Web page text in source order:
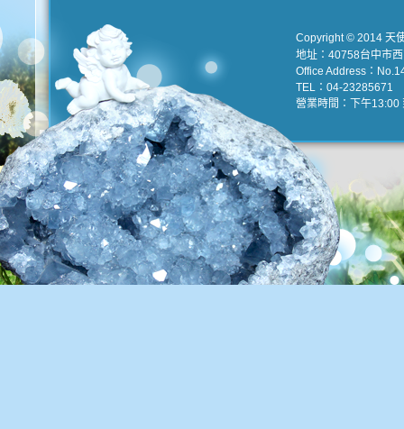
Copyright © 2014 天
地址：40758台中市
Office Address：
TEL：04-23285671
營業時間：下午13:00